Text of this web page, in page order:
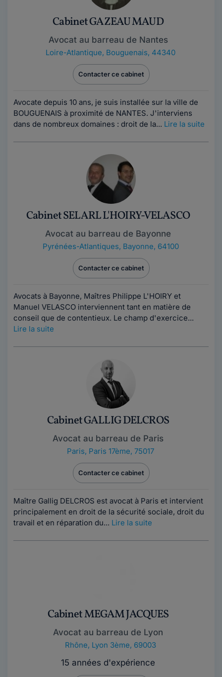
Cabinet GAZEAU MAUD
Avocat au barreau de Nantes
Loire-Atlantique, Bouguenais, 44340
Contacter ce cabinet
Avocate depuis 10 ans, je suis installée sur la ville de
BOUGUENAIS à proximité de NANTES. J'interviens
dans de nombreux domaines : droit de la... Lire la suite
Cabinet SELARL L'HOIRY-VELASCO
Avocat au barreau de Bayonne
Pyrénées-Atlantiques, Bayonne, 64100
Contacter ce cabinet
Avocats à Bayonne, Maîtres Philippe L'HOIRY et
Manuel VELASCO interviennent tant en matière de
conseil que de contentieux. Le champ d'exercice...
Lire la suite
Cabinet GALLIG DELCROS
Avocat au barreau de Paris
Paris, Paris 17ème, 75017
Contacter ce cabinet
Maître Gallig DELCROS est avocat à Paris et intervient
principalement en droit de la sécurité sociale, droit du
travail et en réparation du... Lire la suite
Cabinet MEGAM JACQUES
Avocat au barreau de Lyon
Rhône, Lyon 3ème, 69003
15 années d'expérience